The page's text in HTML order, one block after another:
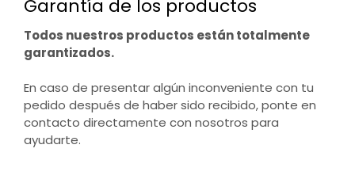
Garantía de los productos
Todos nuestros productos están totalmente
garantizados.
En caso de presentar algún inconveniente con tu
pedido después de haber sido recibido, ponte en
contacto directamente con nosotros para
ayudarte.